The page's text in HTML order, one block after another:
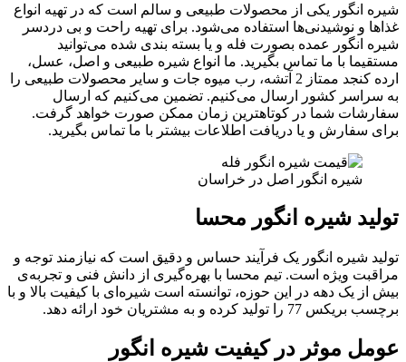
شیره انگور یکی از محصولات طبیعی و سالم است که در تهیه انواع
غذاها و نوشیدنی‌ها استفاده می‌شود. برای تهیه راحت و بی دردسر
شیره انگور عمده بصورت فله و یا بسته بندی شده می‌توانید
مستقیما با ما تماس بگیرید. ما انواع شیره طبیعی و اصل، عسل،
ارده کنجد ممتاز 2 آتشه، رب میوه جات و سایر محصولات طبیعی را
به سراسر کشور ارسال می‌کنیم. تضمین می‌کنیم که ارسال
سفارشات شما در کوتاهترین زمان ممکن صورت خواهد گرفت.
برای سفارش و یا دریافت اطلاعات بیشتر با ما تماس بگیرید.
شیره انگور اصل در خراسان
تولید شیره انگور محسا
تولید شیره انگور یک فرآیند حساس و دقیق است که نیازمند توجه و
مراقبت ویژه است. تیم محسا با بهره‌گیری از دانش فنی و تجربه‌ی
بیش از یک دهه در این حوزه، توانسته است شیره‌ای با کیفیت بالا و با
برچسب بریکس 77 را تولید کرده و به مشتریان خود ارائه دهد.
عومل موثر در کیفیت شیره انگور